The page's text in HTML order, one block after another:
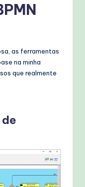
as ferramentas
na minha
que realmente